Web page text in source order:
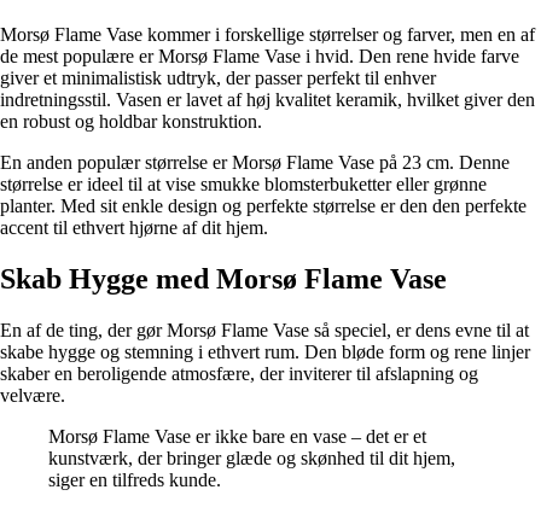
Morsø Flame Vase kommer i forskellige størrelser og farver, men en af
de mest populære er Morsø Flame Vase i hvid. Den rene hvide farve
giver et minimalistisk udtryk, der passer perfekt til enhver
indretningsstil. Vasen er lavet af høj kvalitet keramik, hvilket giver den
en robust og holdbar konstruktion.
En anden populær størrelse er Morsø Flame Vase på 23 cm. Denne
størrelse er ideel til at vise smukke blomsterbuketter eller grønne
planter. Med sit enkle design og perfekte størrelse er den den perfekte
accent til ethvert hjørne af dit hjem.
Skab Hygge med Morsø Flame Vase
En af de ting, der gør Morsø Flame Vase så speciel, er dens evne til at
skabe hygge og stemning i ethvert rum. Den bløde form og rene linjer
skaber en beroligende atmosfære, der inviterer til afslapning og
velvære.
Morsø Flame Vase er ikke bare en vase – det er et
kunstværk, der bringer glæde og skønhed til dit hjem,
siger en tilfreds kunde.